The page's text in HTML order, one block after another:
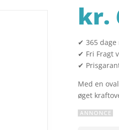
kr.
✔ 365
✔ Fri Fragt
✔
Med en
øget